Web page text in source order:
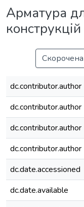
Арматура
dc.contributor.author
dc.contributor.author
dc.contributor.author
dc.contributor.author
dc.date.accessioned
dc.date.available